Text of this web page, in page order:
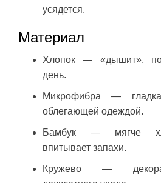
усядется.
Материал
Хлопок — «дышит»,
день.
Микрофибра —
облегающей одеждой.
Бамбук — мягче
впитывает запахи.
Кружево —